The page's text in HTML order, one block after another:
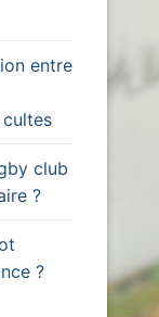
entre
club
?
?